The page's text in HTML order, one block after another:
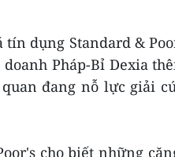
tín dụng Standard &
Pháp-Bỉ Dexia
đang nỗ lực giải
cho biết những